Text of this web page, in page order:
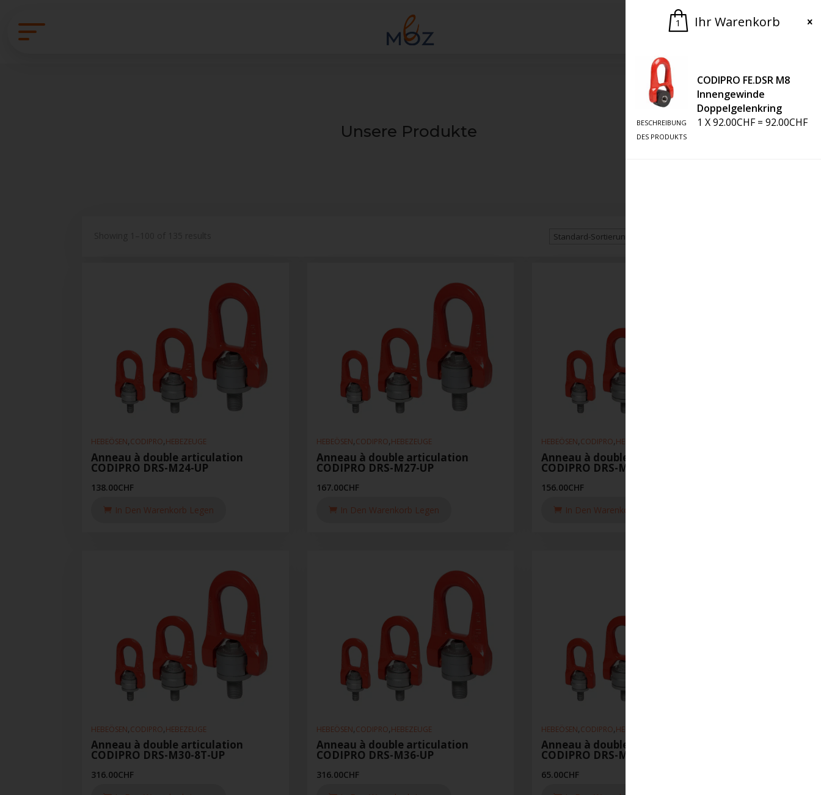
Bitte um ein Angebot
Unsere Produkte
HEBEÖSEN,CODIPRO,HEBEZEUGE
Anneau à double articulation
CODIPRO DRS-M24-UP
138.00CHF
In Den Warenkorb Legen
HEBEÖSEN,CODIPRO,HEBEZEUGE
Anneau à double articulation
CODIPRO DRS-M27-UP
167.00CHF
In Den Warenkorb Legen
HEBEÖSEN,CODIPRO,HEBEZEUGE
Anneau à double articulation
CODIPRO DRS-M30-6.3T-UP
156.00CHF
In Den Warenkorb Legen
HEBEÖSEN,CODIPRO,HEBEZEUGE
Anneau à double articulation
CODIPRO DRS-M30-8T-UP
316.00CHF
HEBEÖSEN,CODIPRO,HEBEZEUGE
Anneau à double articulation
CODIPRO DRS-M36-UP
316.00CHF
HEBEÖSEN,CODIPRO,HEBEZEUGE
Anneau à double articulation
CODIPRO DRS-M5-UP
65.00CHF
1 Ihr Warenkorb
BESCHREIBUNG
DES PRODUKTS
CODIPRO FE.DSR M8
Innengewinde
Doppelgelenkring
1 X92.00CHF = 92.00CHF